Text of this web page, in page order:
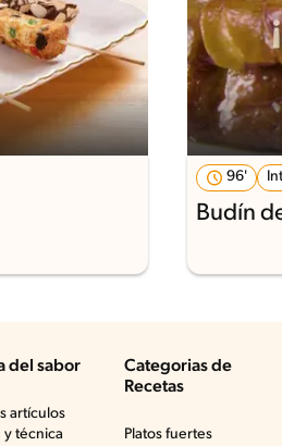
96'
Budín
del sabor
artículos
y técnica
Categorias de
Recetas
Platos fuertes